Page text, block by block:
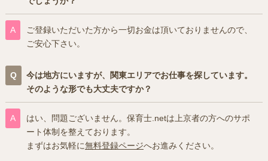
ご登録いただいた方から一切お金は頂いておりませんので、
ご安心下さい。
今は地方にいますが、関東エリアでお仕事を探しています。
そのような形でも大丈夫ですか？
はい、問題ございません。保育士.netは上京者の方へのサポ
ート体制を整えております。
まずはお気軽に無料登録ページへお進みください。